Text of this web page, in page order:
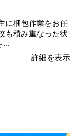
に梱包作業をお任
も積み重なった状
...
詳細を表示